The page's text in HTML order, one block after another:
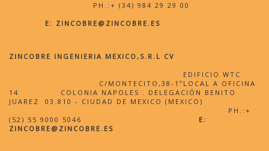
PH.:+ (34) 984 29 29 00
E: ZINCOBRE@ZINCOBRE.ES
ZINCOBRE INGENIERIA MEXICO,S.R.L CV
EDIFICIO WTC
C/MONTECITO,38-1ºLOCAL A OFICINA
14 COLONIA NAPOLES . DELEGACIÓN BENITO
JUAREZ 03.810 - CIUDAD DE MEXICO (MEXICO)
PH.:+
(52) 55 9000 5046 E:
ZINCOBRE@ZINCOBRE.ES